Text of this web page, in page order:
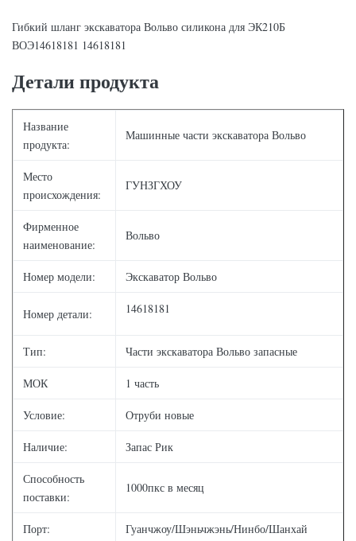
Гибкий шланг экскаватора Вольво силикона для ЭК210Б
ВОЭ14618181 14618181
Детали продукта
Название
продукта:
Машинные части экскаватора Вольво
Место
происхождения:
ГУНЗГХОУ
Фирменное
наименование:
Вольво
Номер модели: Экскаватор Вольво
Номер детали: 14618181
Тип: Части экскаватора Вольво запасные
МОК 1 часть
Условие: Отруби новые
Наличие: Запас Рик
Способность
поставки:
1000пкс в месяц
Порт: Гуанчжоу/Шэньчжэнь/Нинбо/Шанхай